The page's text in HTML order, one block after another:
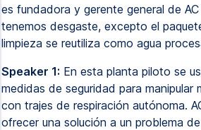
es fundadora y gerente general de
tenemos desgaste, excepto el
limpieza se reutiliza como agua
Speaker 1: En esta planta piloto se
medidas de seguridad para manipular
con trajes de respiración autónoma.
ofrecer una solución a un problema